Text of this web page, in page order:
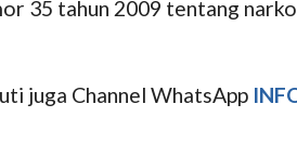
35 tahun 2009 tentang
juga Channel WhatsApp